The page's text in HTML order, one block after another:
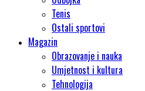
Tenis
Ostali sportovi
Magazin
Obrazovanje i nauka
Umjetnost i kultura
Tehnologija